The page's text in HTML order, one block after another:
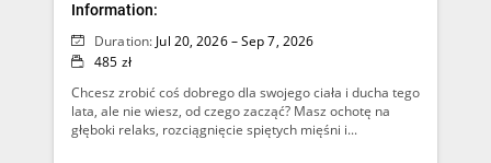
Information:
Duration: Jul 20, 2026 – Sep 7, 2026
485 zł
Chcesz zrobić coś dobrego dla swojego ciała i ducha tego
lata, ale nie wiesz, od czego zacząć? Masz ochotę na
głęboki relaks, rozciągnięcie spiętych mięśni i...